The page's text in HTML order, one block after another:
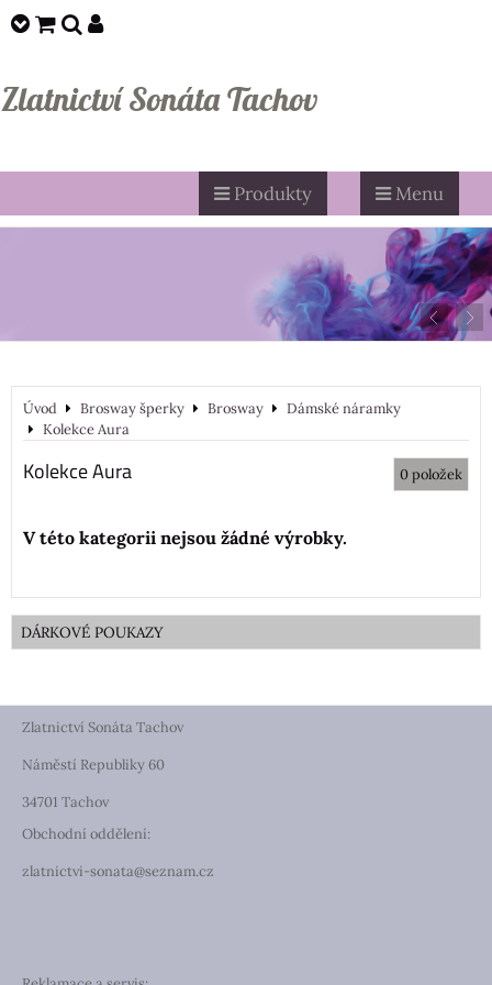
Zlatnictví Sonáta Tachov
Produkty Menu
Úvod Brosway šperky Brosway
Dámské náramky
Kolekce Aura
Kolekce Aura 0položek
DÁRKOVÉ POUKAZY
Zlatnictví Sonáta Tachov
Náměstí Republiky 60
34701 Tachov
Obchodní oddělení:
zlatnictvi-sonata@seznam.cz